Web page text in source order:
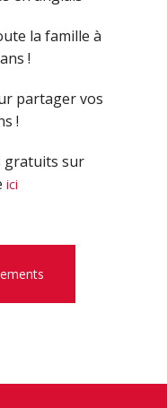
la famille à
!
partager vos
!
gratuits sur
ici